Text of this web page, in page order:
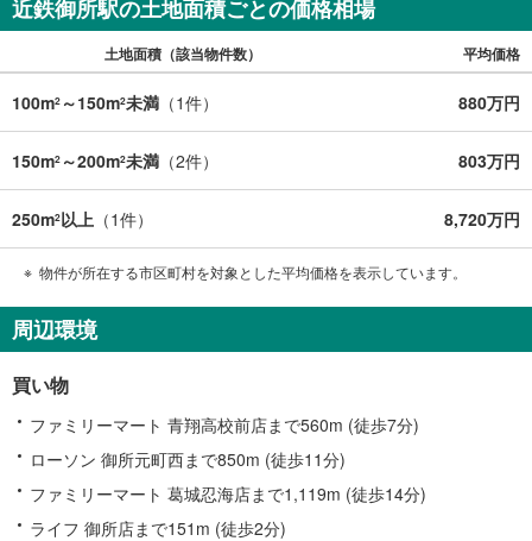
近鉄御所駅の土地面積ごとの価格相場
土地面積（該当物件数） 平均価格
100m2 ～150m2未満 （1件） 880万円
150m2 ～200m2未満 （2件） 803万円
250m2以上 （1件） 8,720万円
物件が所在する市区町村を対象とした平均価格を表示しています。
周辺環境
買い物
ファミリーマート 青翔高校前店まで560m (徒歩7分)
ローソン 御所元町西まで850m (徒歩11分)
ファミリーマート 葛城忍海店まで1,119m (徒歩14分)
ライフ 御所店まで151m (徒歩2分)